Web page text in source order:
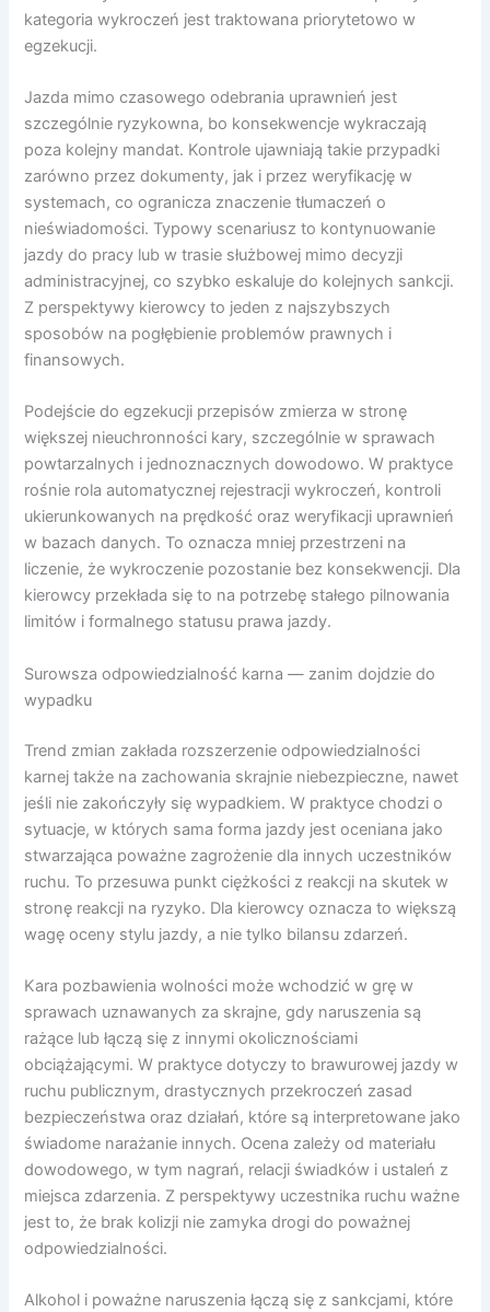
kategoria wykroczeń jest traktowana priorytetowo w
egzekucji.
Jazda mimo czasowego odebrania uprawnień jest
szczególnie ryzykowna, bo konsekwencje wykraczają
poza kolejny mandat. Kontrole ujawniają takie przypadki
zarówno przez dokumenty, jak i przez weryfikację w
systemach, co ogranicza znaczenie tłumaczeń o
nieświadomości. Typowy scenariusz to kontynuowanie
jazdy do pracy lub w trasie służbowej mimo decyzji
administracyjnej, co szybko eskaluje do kolejnych sankcji.
Z perspektywy kierowcy to jeden z najszybszych
sposobów na pogłębienie problemów prawnych i
finansowych.
Podejście do egzekucji przepisów zmierza w stronę
większej nieuchronności kary, szczególnie w sprawach
powtarzalnych i jednoznacznych dowodowo. W praktyce
rośnie rola automatycznej rejestracji wykroczeń, kontroli
ukierunkowanych na prędkość oraz weryfikacji uprawnień
w bazach danych. To oznacza mniej przestrzeni na
liczenie, że wykroczenie pozostanie bez konsekwencji. Dla
kierowcy przekłada się to na potrzebę stałego pilnowania
limitów i formalnego statusu prawa jazdy.
Surowsza odpowiedzialność karna — zanim dojdzie do
wypadku
Trend zmian zakłada rozszerzenie odpowiedzialności
karnej także na zachowania skrajnie niebezpieczne, nawet
jeśli nie zakończyły się wypadkiem. W praktyce chodzi o
sytuacje, w których sama forma jazdy jest oceniana jako
stwarzająca poważne zagrożenie dla innych uczestników
ruchu. To przesuwa punkt ciężkości z reakcji na skutek w
stronę reakcji na ryzyko. Dla kierowcy oznacza to większą
wagę oceny stylu jazdy, a nie tylko bilansu zdarzeń.
Kara pozbawienia wolności może wchodzić w grę w
sprawach uznawanych za skrajne, gdy naruszenia są
rażące lub łączą się z innymi okolicznościami
obciążającymi. W praktyce dotyczy to brawurowej jazdy w
ruchu publicznym, drastycznych przekroczeń zasad
bezpieczeństwa oraz działań, które są interpretowane jako
świadome narażanie innych. Ocena zależy od materiału
dowodowego, w tym nagrań, relacji świadków i ustaleń z
miejsca zdarzenia. Z perspektywy uczestnika ruchu ważne
jest to, że brak kolizji nie zamyka drogi do poważnej
odpowiedzialności.
Alkohol i poważne naruszenia łączą się z sankcjami, które